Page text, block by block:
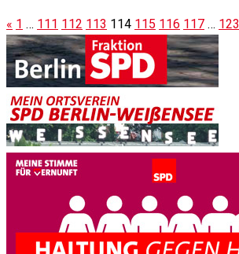
« 1 … 111 112 113 114 115 116 117 … 123